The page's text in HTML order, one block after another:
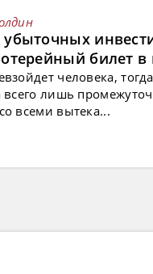
убыточных
билет
человека,
всего лишь
всеми вытека...